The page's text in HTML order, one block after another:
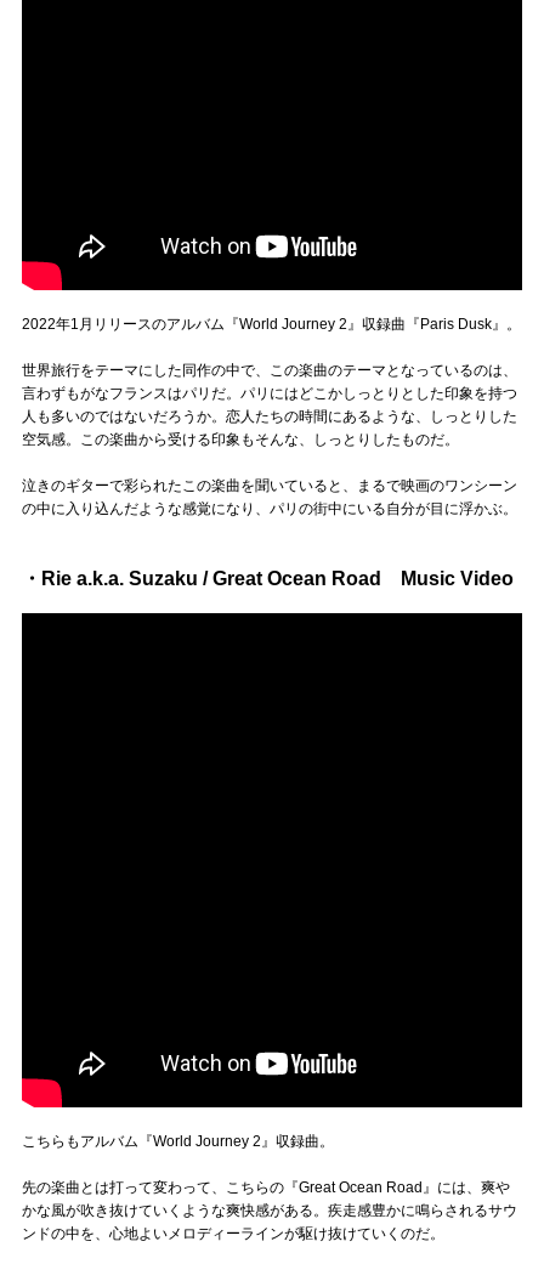
2022年1月リリースのアルバム『World Journey 2』収録曲『Paris Dusk』。
世界旅行をテーマにした同作の中で、この楽曲のテーマとなっているのは、
言わずもがなフランスはパリだ。パリにはどこかしっとりとした印象を持つ
人も多いのではないだろうか。恋人たちの時間にあるような、しっとりした
空気感。この楽曲から受ける印象もそんな、しっとりしたものだ。
泣きのギターで彩られたこの楽曲を聞いていると、まるで映画のワンシーン
の中に入り込んだような感覚になり、パリの街中にいる自分が目に浮かぶ。
・Rie a.k.a. Suzaku / Great Ocean Road Music Video
こちらもアルバム『World Journey 2』収録曲。
先の楽曲とは打って変わって、こちらの『Great Ocean Road』には、爽や
かな風が吹き抜けていくような爽快感がある。疾走感豊かに鳴らされるサウ
ンドの中を、心地よいメロディーラインが駆け抜けていくのだ。